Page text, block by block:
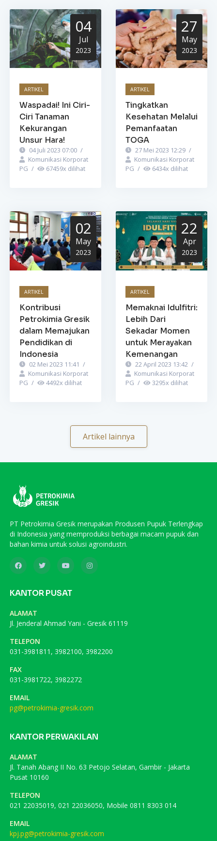
04
Jul
2023
ARTIKEL
Waspadai! Ini Ciri-
Ciri Tanaman
Kekurangan
Unsur Hara!
04 Juli 2023 07:00 /
Komunikasi Korporat
PG / 67459x dilihat
27
May
2023
ARTIKEL
Tingkatkan
Kesehatan Melalui
Pemanfaatan
TOGA
27 Mei 2023 12:29 /
Komunikasi Korporat
PG / 6434x dilihat
02
May
2023
ARTIKEL
Kontribusi
Petrokimia Gresik
dalam Memajukan
Pendidikan di
Indonesia
02 Mei 2023 11:41 /
Komunikasi Korporat
PG / 4492x dilihat
22
Apr
2023
ARTIKEL
Memaknai Idulfitri:
Lebih Dari
Sekadar Momen
untuk Merayakan
Kemenangan
22 April 2023 13:42 /
Komunikasi Korporat
PG / 3295x dilihat
Artikel lainnya
PT Petrokimia Gresik merupakan Produsen Pupuk Terlengkap
di Indonesia yang memproduksi berbagai macam pupuk dan
bahan kimia untuk solusi agroindustri.
KANTOR PUSAT
ALAMAT
Jl. Jenderal Ahmad Yani - Gresik 61119
TELEPON
031-3981811, 3982100, 3982200
FAX
031-3981722, 3982272
EMAIL
pg@petrokimia-gresik.com
KANTOR PERWAKILAN
ALAMAT
Jl. Tanah Abang II No. 63 Petojo Selatan, Gambir - Jakarta
Pusat 10160
TELEPON
021 22035019, 021 22036050, Mobile 0811 8303 014
EMAIL
kpj.pg@petrokimia-gresik.com